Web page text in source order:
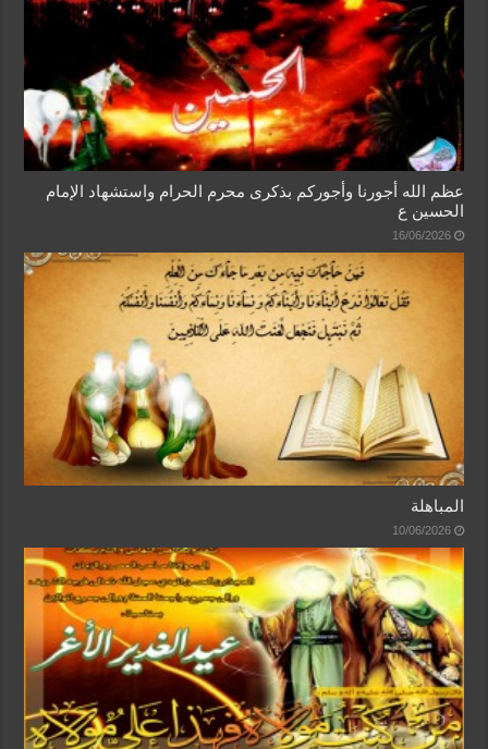
عظم الله أجورنا وأجوركم بذكرى محرم الحرام واستشهاد الإمام
الحسين ع
16/06/2026
المباهلة
10/06/2026